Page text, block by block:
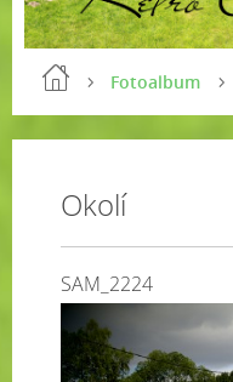
Fotoalbum
Okolí
SAM_2224